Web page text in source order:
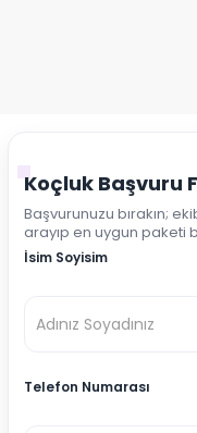
Koçluk Başvuru
Başvurunuzu bırakın;
arayıp en uygun paketi
İsim Soyisim
Telefon Numarası